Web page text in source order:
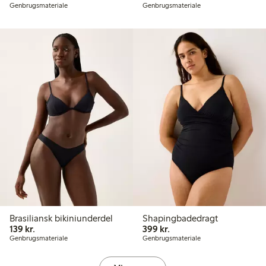
Genbrugsmateriale Genbrugsmateriale
Brasiliansk bikiniunderdel
139 kr.
Genbrugsmateriale
Shapingbadedragt
399 kr.399,00 kr.
Genbrugsmateriale